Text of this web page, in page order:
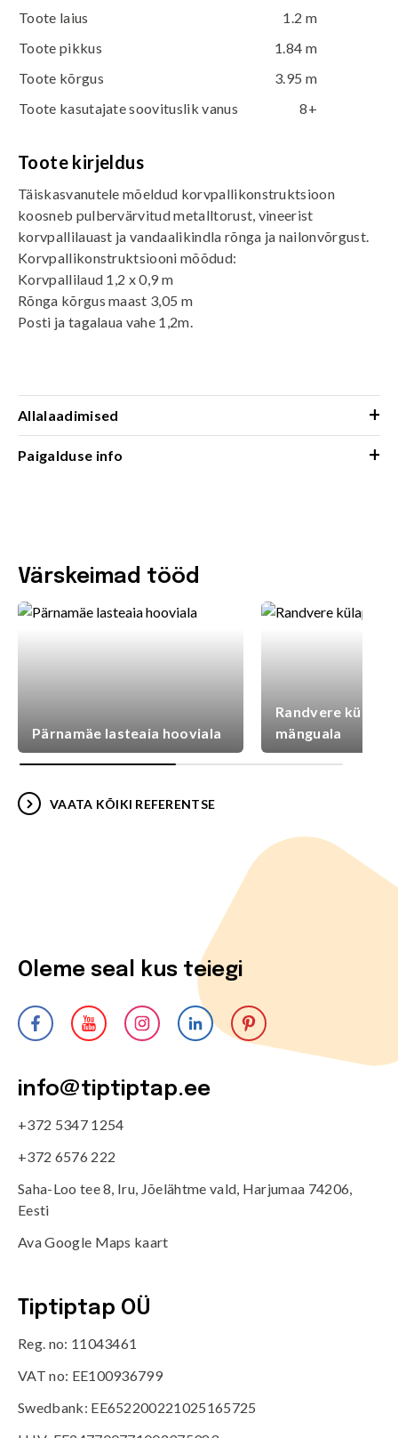
Toote laius
1.2 m
Toote pikkus
1.84 m
Toote kõrgus
3.95 m
Toote kasutajate soovituslik vanus
8+
Toote kirjeldus
Täiskasvanutele mõeldud korvpallikonstruktsioon
koosneb pulbervärvitud metalltorust, vineerist
korvpallilauast ja vandaalikindla rõnga ja nailonvõrgust.
Korvpallikonstruktsiooni mõõdud:
Korvpallilaud 1,2 x 0,9 m
Rõnga kõrgus maast 3,05 m
Posti ja tagalaua vahe 1,2m.
Allalaadimised +
Paigalduse info +
Värskeimad tööd
Pärnamäe lasteaia hooviala
Randvere
mänguala
VAATA KÕIKI REFERENTSE
Oleme seal kus teiegi
info@tiptiptap.ee
+372 5347 1254
+372 6576 222
Saha-Loo tee 8, Iru, Jõelähtme vald, Harjumaa 74206,
Eesti
Ava Google Maps kaart
Tiptiptap OÜ
Reg. no: 11043461
VAT no: EE100936799
Swedbank: EE652200221025165725